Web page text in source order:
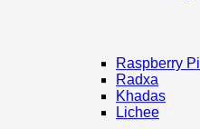
Raspberry Pi
Radxa
Khadas
Lichee